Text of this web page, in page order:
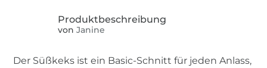
von Janine
Der Süßkeks ist ein Basic-Schnitt für jeden Anlass,